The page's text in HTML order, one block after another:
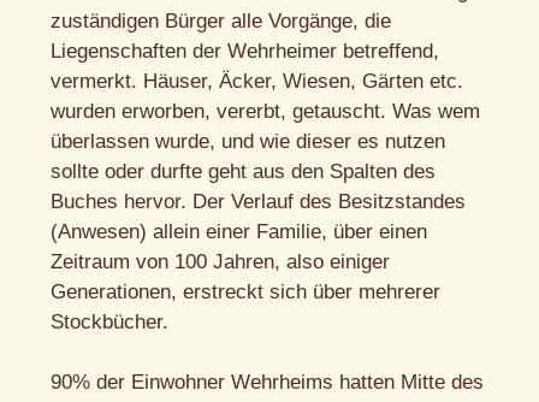
zuständigen Bürger alle Vorgänge, die
Liegenschaften der Wehrheimer betreffend,
vermerkt. Häuser, Äcker, Wiesen, Gärten etc.
wurden erworben, vererbt, getauscht. Was wem
überlassen wurde, und wie dieser es nutzen
sollte oder durfte geht aus den Spalten des
Buches hervor. Der Verlauf des Besitzstandes
(Anwesen) allein einer Familie, über einen
Zeitraum von 100 Jahren, also einiger
Generationen, erstreckt sich über mehrerer
Stockbücher.
90% der Einwohner Wehrheims hatten Mitte des